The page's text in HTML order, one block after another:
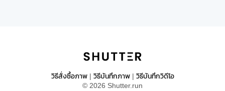
วิธีสั่งซื้อภาพ| วิธีบันทึกภาพ| วิธีบันทึกวิดีโอ
© 2026 Shutter.run